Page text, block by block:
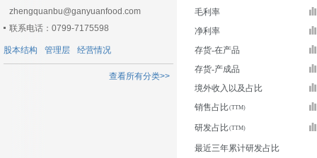
zhengquanbu@ganyuanfood.com
联系电话：0799-7175598
股本结构 管理层 经营情况
查看所有分类>>
毛利率
净利率
存货-在产品
存货-产成品
境外收入以及占比
销售占比
研发占比
最近三年累计研发占比